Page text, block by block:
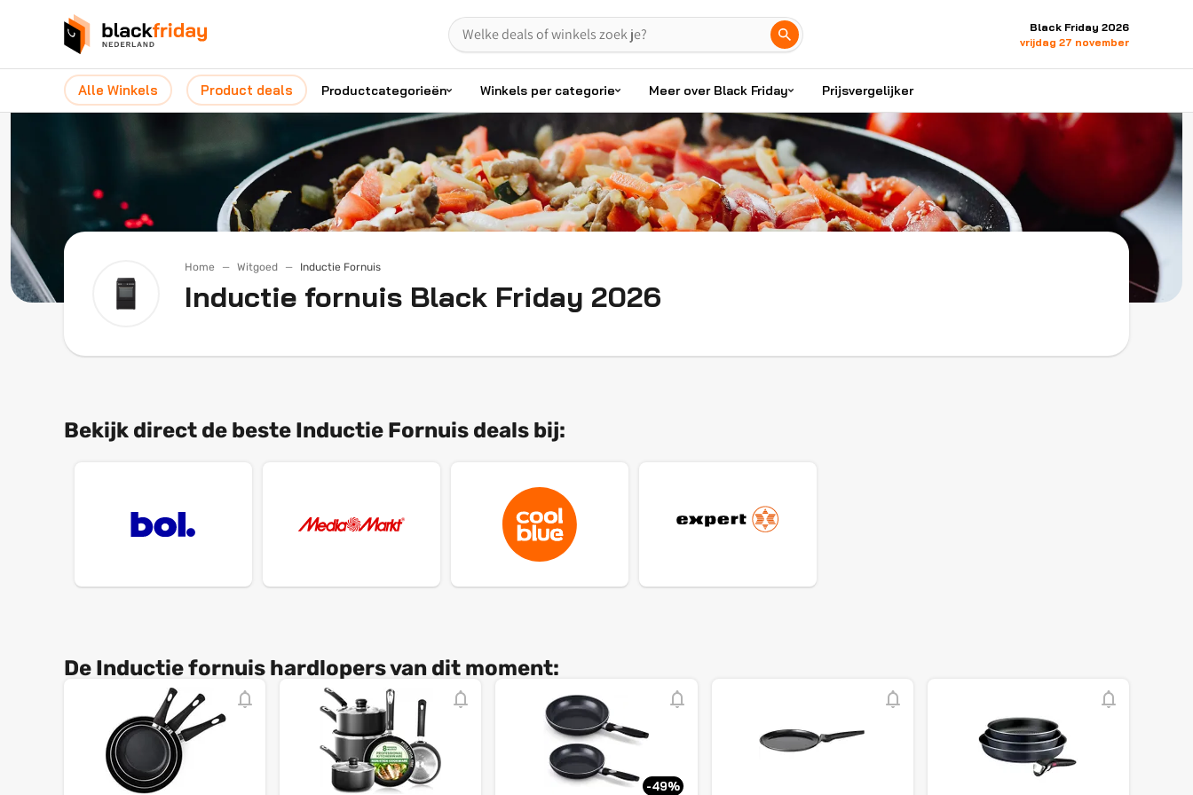
Black Friday 2026
vrijdag 27 november
Alle Winkels Product deals Productcategorieën Winkels per categorie Meer over Black Friday Prijsvergelijker
Home Witgoed Inductie Fornuis
Inductie fornuis Black Friday 2026
Bekijk direct de beste Inductie Fornuis deals bij:
De Inductie fornuis hardlopers van dit moment:
-49%